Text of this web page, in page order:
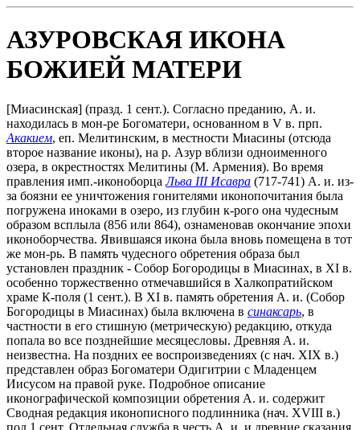
АЗУРОВСКАЯ ИКОНА
БОЖИЕЙ МАТЕРИ
[Миасинская] (празд. 1 сент.). Согласно преданию, А. и.
находилась в мон-ре Богоматери, основанном в V в. прп.
Акакием, еп. Мелитинским, в местности Миасины (отсюда
второе название иконы), на р. Азур вблизи одноименного
озера, в окрестностях Мелитины (М. Армения). Во время
правления имп.-иконоборцаЛьва III Исавра (717-741) А. и. из-
за боязни ее уничтожения гонителями иконопочитания была
погружена иноками в озеро, из глубин к-рого она чудесным
образом всплыла (856 или 864), ознаменовав окончание эпохи
иконоборчества. Явившаяся икона была вновь помещена в тот
же мон-рь. В память чудесного обретения образа был
установлен праздник - Собор Богородицы в Миасинах, в XI в.
особенно торжественно отмечавшийся в Халкопратийском
храме К-поля (1 сент.). В XI в. память обретения А. и. (Собор
Богородицы в Миасинах) была включена в синаксарь, в
частности в его стишную (метрическую) редакцию, откуда
попала во все позднейшие месяцесловы. Древняя А. и.
неизвестна. На поздних ее воспроизведениях (с нач. XIX в.)
представлен образ Богоматери Одигитрии с Младенцем
Иисусом на правой руке. Подробное описание
иконографической композиции обретения А. и. содержит
Сводная редакция иконописного подлинника (нач. XVIII в.)
под 1 сент. Отдельная служба в честь А. и. и древние сказания